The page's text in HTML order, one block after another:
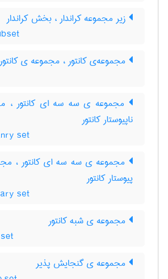
زیر مجموعه کراندار ، بخش کراندار
مجموعه‌ی کانتور ، مجموعه ی کانتور
مجموعه ی سه سه ای کانتور ،
ناپیوستار کانتور
set
مجموعه ی سه سه ای کانتور ،
پیوستار کانتور
set
مجموعه ی شبه کانتور
مجموعه ی گنجایش پذیر